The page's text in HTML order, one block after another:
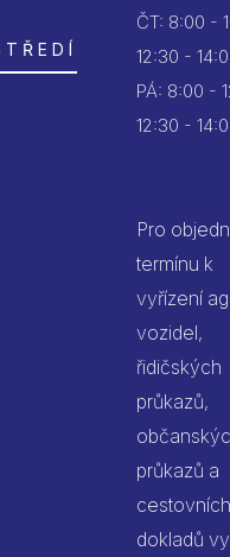
ČT: 8:00 -
12:30 -
PÁ: 8:00 -
12:30 -
Pro
termínu k
vyřízení
vozidel,
řidičských
průkazů,
průkazů a
cestovních
dokladů